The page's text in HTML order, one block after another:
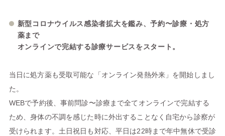
新型コロナウイルス感染者拡大を鑑み、予約〜診療・処方
薬まで
オンラインで完結する診療サービスをスタート。
当日に処方薬も受取可能な「オンライン発熱外来」を開始しまし
た。
WEBで予約後、事前問診〜診療まで全てオンラインで完結する
ため、身体の不調を感じた時に外出することなく自宅から診察が
受けられます。土日祝日も対応、平日は22時まで年中無休で受診